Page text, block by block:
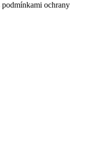
podmínkami ochrany